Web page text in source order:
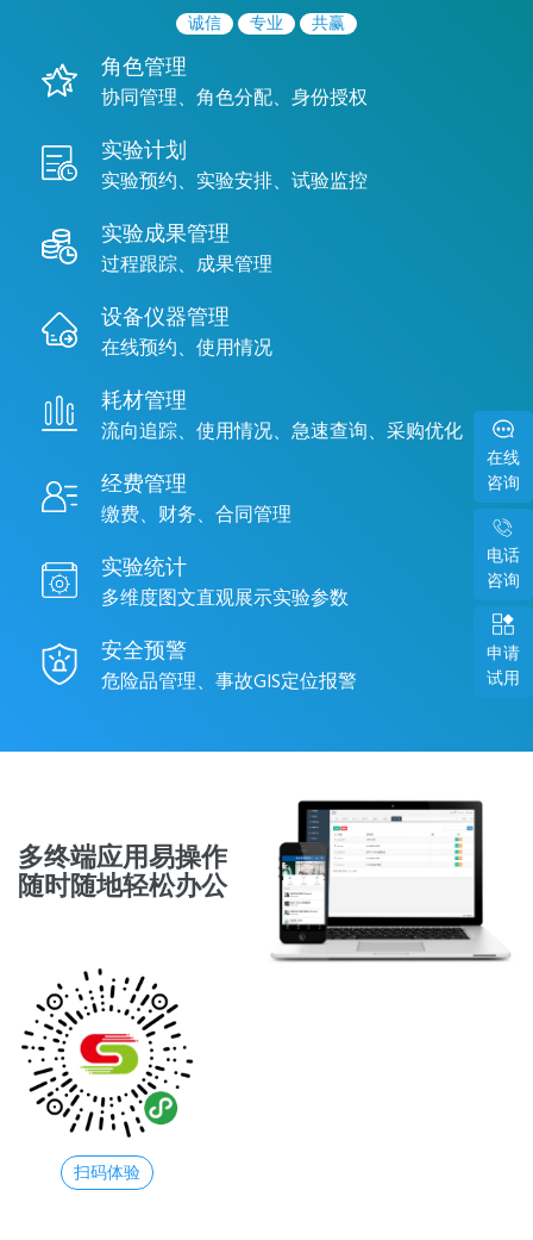
诚信 专业 共赢
角色管理
协同管理、角色分配、身份授权
实验计划
实验预约、实验安排、试验监控
实验成果管理
过程跟踪、成果管理
设备仪器管理
在线预约、使用情况
耗材管理
流向追踪、使用情况、急速查询、采购优化
经费管理
缴费、财务、合同管理
实验统计
多维度图文直观展示实验参数
安全预警
危险品管理、事故GIS定位报警
多终端应用易操作
随时随地轻松办公
扫码体验
在线
咨询
电话
咨询
申请
试用